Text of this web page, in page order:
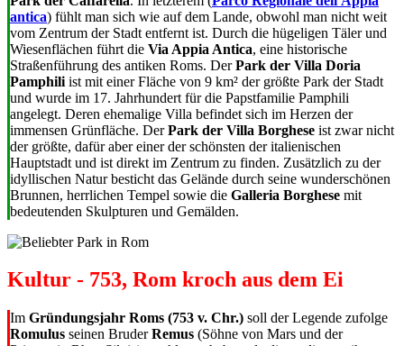
antica) fühlt man sich wie auf dem Lande, obwohl man nicht weit
vom Zentrum der Stadt entfernt ist. Durch die hügeligen Täler und
Wiesenflächen führt die Via Appia Antica, eine historische
Straßenführung des antiken Roms. DerPark der Villa Doria
Pamphili ist mit einer Fläche von 9 km² der größte Park der Stadt
und wurde im 17. Jahrhundert für die Papstfamilie Pamphili
angelegt. Deren ehemalige Villa befindet sich im Herzen der
immensen Grünfläche. DerPark der Villa Borghese ist zwar nicht
der größte, dafür aber einer der schönsten der italienischen
Hauptstadt und ist direkt im Zentrum zu finden. Zusätzlich zu der
idyllischen Natur besticht das Gelände durch seine wunderschönen
Brunnen, herrlichen Tempel sowie die Galleria Borghese mit
bedeutenden Skulpturen und Gemälden.
Kultur - 753, Rom kroch aus dem Ei
Im Gründungsjahr Roms (753 v. Chr.) soll der Legende zufolge
Romulus seinen BruderRemus (Söhne von Mars und der